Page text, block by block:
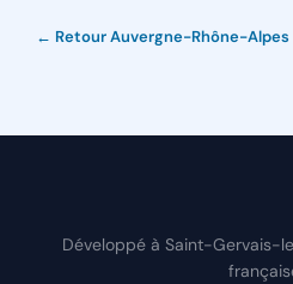
← Retour Auvergne-Rhône-Alpes
Développé à Saint-Gervais-